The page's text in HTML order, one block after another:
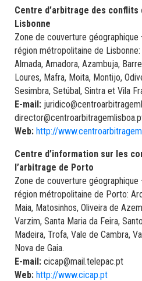
Centre d’arbitrage des conflits
Lisbonne
Zone de couverture
région métropolitaine de
Almada, Amadora, Azambuja,
Loures, Mafra, Moita, Montijo,
Sesimbra, Setúbal, Sintra et Vila
E-mail:
Web: http://
Centre d’information sur les
l’arbitrage de Porto
Zone de couverture
région métropolitaine de Porto:
Maia, Matosinhos, Oliveira de
Varzim, Santa Maria da Feira,
Madeira, Trofa, Vale de Cambra,
Nova de Gaia.
E-mail: cicap@mail.telepac.pt
Web: http://www.cicap.pt